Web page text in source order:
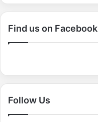
Find us on Facebook
Follow Us